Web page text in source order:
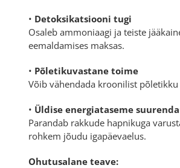
• Detoksikatsiooni tugi
Osaleb ammoniaagi ja teiste
eemaldamises maksas.
• Põletikuvastane toime
Võib vähendada kroonilist põletikku
• Üldise energiataseme
Parandab rakkude hapnikuga
rohkem jõudu igapäevaelus.
Ohutusalane teave: